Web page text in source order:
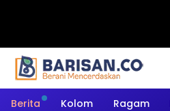
Berita Kolom Ragam